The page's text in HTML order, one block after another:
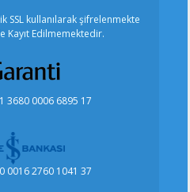
SSL kullanılarak şifrelenmekte
Kayıt Edilmemektedir.
3680 0006 6895 17
0016 2760 1041 37